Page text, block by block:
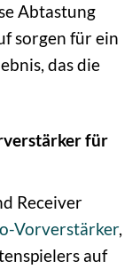
Abtastung
sorgen für ein
das die
für
Receiver
Vorverstärker,
auf